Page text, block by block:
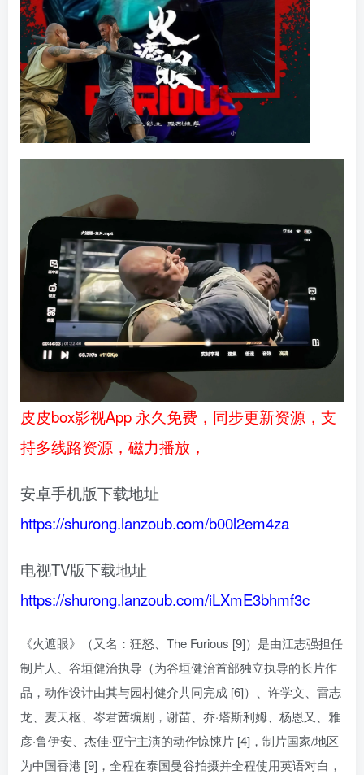
皮皮box影视App 永久免费，同步更新资源，支
持多线路资源，磁力播放，
安卓手机版下载地址
https://shurong.lanzoub.com/b00l2em4za
电视TV版下载地址
https://shurong.lanzoub.com/iLXmE3bhmf3c
《火遮眼》（又名：狂怒、The Furious [9]）是由江志强担任
制片人、谷垣健治执导（为谷垣健治首部独立执导的长片作
品，动作设计由其与园村健介共同完成 [6]）、许学文、雷志
龙、麦天枢、岑君茜编剧，谢苗、乔·塔斯利姆、杨恩又、雅
彦·鲁伊安、杰佳·亚宁主演的动作惊悚片 [4]，制片国家/地区
为中国香港 [9]，全程在泰国曼谷拍摄并全程使用英语对白，